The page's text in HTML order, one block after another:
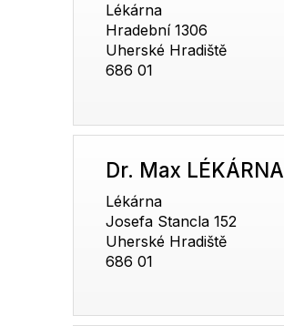
Lékárna
Hradební 1306
Uherské Hradiště
686 01
Dr. Max LÉKÁRNA
Lékárna
Josefa Stancla 152
Uherské Hradiště
686 01